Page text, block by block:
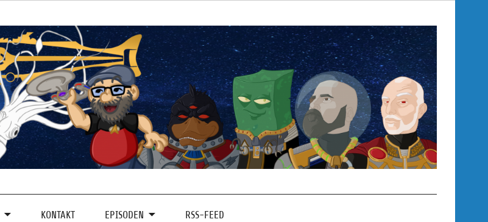
KONTAKT EPISODEN RSS-FEED